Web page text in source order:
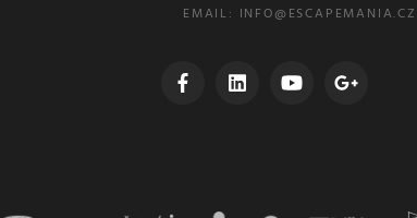
EMAIL: INFO@ESCAPEMANIA.CZ